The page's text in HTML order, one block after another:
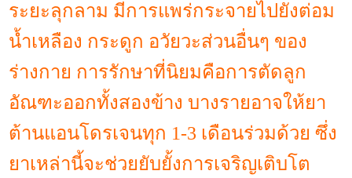
ระยะลุกลาม มีการแพร่กระจายไปยังต่อม
น้ำเหลือง กระดูก อวัยวะส่วนอื่นๆ ของ
ร่างกาย การรักษาที่นิยมคือการตัดลูก
อัณฑะออกทั้งสองข้าง บางรายอาจให้ยา
ต้านแอนโดรเจนทุก 1-3 เดือนร่วมด้วย ซึ่ง
ยาเหล่านี้จะช่วยยับยั้งการเจริญเติบโต